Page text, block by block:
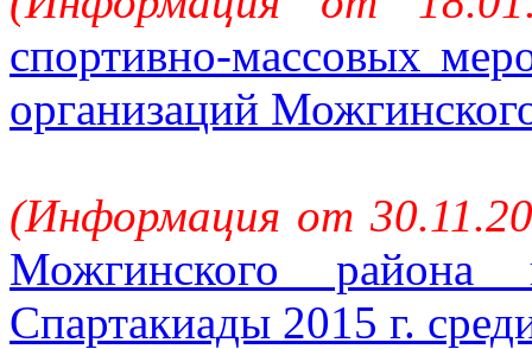
спортивно-массовых
организаций
(Информация от
Можгинского
Спартакиады 2015 г.